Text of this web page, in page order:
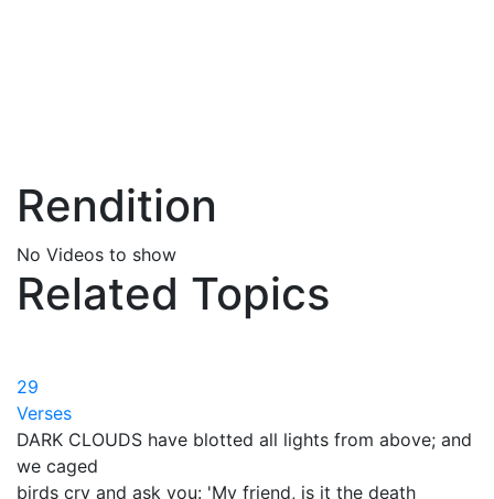
Rendition
No Videos to show
Related Topics
29
Verses
DARK CLOUDS have blotted all lights from above; and
we caged
birds cry and ask you: 'My friend, is it the death